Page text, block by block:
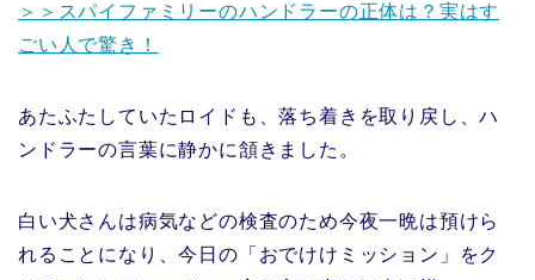
＞＞スパイファミリーのハンドラーの正体は？実はす
ごい人で驚き！
あたふたしていたロイドも、落ち着きを取り戻し、ハ
ンドラーの言葉に静かに頷きました。
白い犬さんは病気などの検査のため今夜一晩は預けら
れることになり、今日の「おでけけミッション」をク